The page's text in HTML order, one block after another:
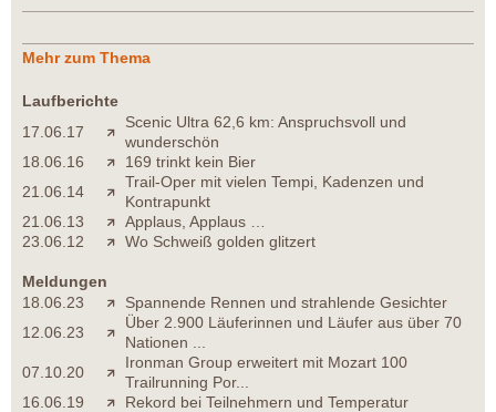
Mehr zum Thema
Laufberichte
17.06.17
Scenic Ultra 62,6 km: Anspruchsvoll und
wunderschön
18.06.16
169 trinkt kein Bier
21.06.14
Trail-Oper mit vielen Tempi, Kadenzen und
Kontrapunkt
21.06.13
Applaus, Applaus …
23.06.12
Wo Schweiß golden glitzert
Meldungen
18.06.23
Spannende Rennen und strahlende Gesichter
12.06.23
Über 2.900 Läuferinnen und Läufer aus über 70
Nationen ...
07.10.20
Ironman Group erweitert mit Mozart 100
Trailrunning Por...
16.06.19
Rekord bei Teilnehmern und Temperatur